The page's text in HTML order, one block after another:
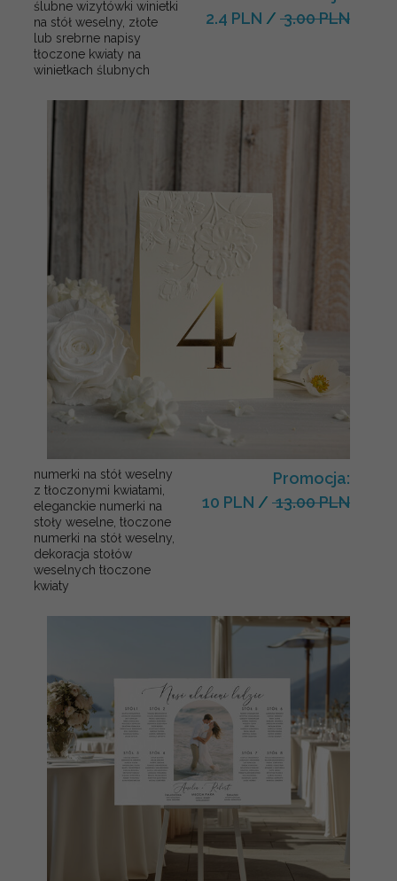
ślubne wizytówki winietki
na stół weselny, złote
lub srebrne napisy
tłoczone kwiaty na
winietkach ślubnych
2.4 PLN / 3.00 PLN
numerki na stół weselny
z tłoczonymi kwiatami,
eleganckie numerki na
stoły weselne, tłoczone
numerki na stół weselny,
dekoracja stołów
weselnych tłoczone
kwiaty
Promocja:
10 PLN / 13.00 PLN